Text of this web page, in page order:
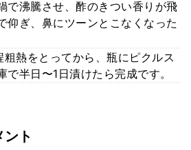
で沸騰させ、酢のきつい香りが飛
仰ぎ、鼻にツーンとこなくなった
熱をとってから、瓶にピクルス
半日〜1日漬けたら完成です。
ト